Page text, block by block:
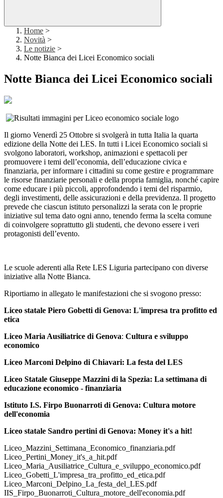
Home >
Novità >
Le notizie >
Notte Bianca dei Licei Economico sociali
Notte Bianca dei Licei Economico sociali
Il giorno Venerdì 25 Ottobre si svolgerà in tutta Italia la quarta
edizione della Notte dei LES. In tutti i Licei Economico sociali si
svolgono laboratori, workshop, animazioni e spettacoli per
promuovere i temi dell’economia, dell’educazione civica e
finanziaria, per informare i cittadini su come gestire e programmare
le risorse finanziarie personali e della propria famiglia, nonché capire
come educare i più piccoli, approfondendo i temi del risparmio,
degli investimenti, delle assicurazioni e della previdenza. Il progetto
prevede che ciascun istituto personalizzi la serata con le proprie
iniziative sul tema dato ogni anno, tenendo ferma la scelta comune
di coinvolgere soprattutto gli studenti, che devono essere i veri
protagonisti dell’evento.
Le scuole aderenti alla Rete LES Liguria partecipano con diverse
iniziative alla Notte Bianca.
Riportiamo in allegato le manifestazioni che si svogono presso:
Liceo statale Piero Gobetti di Genova: L'impresa tra profitto ed
etica
Liceo Maria Ausiliatrice di Genova: Cultura e sviluppo
economico
Liceo Marconi Delpino di Chiavari: La festa del LES
Liceo Statale Giuseppe Mazzini di la Spezia: La settimana di
educazione economico - finanziaria
Istituto I.S. Firpo Buonarroti di Genova: Cultura motore
dell'economia
Liceo statale Sandro pertini di Genova: Money it's a hit!
Liceo_Mazzini_Settimana_Economico_finanziaria.pdf
Liceo_Pertini_Money_it's_a_hit.pdf
Liceo_Maria_Ausiliatrice_Cultura_e_sviluppo_economico.pdf
Liceo_Gobetti_L'impresa_tra_profitto_ed_etica.pdf
Liceo_Marconi_Delpino_La_festa_del_LES.pdf
IIS_Firpo_Buonarroti_Cultura_motore_dell'economia.pdf